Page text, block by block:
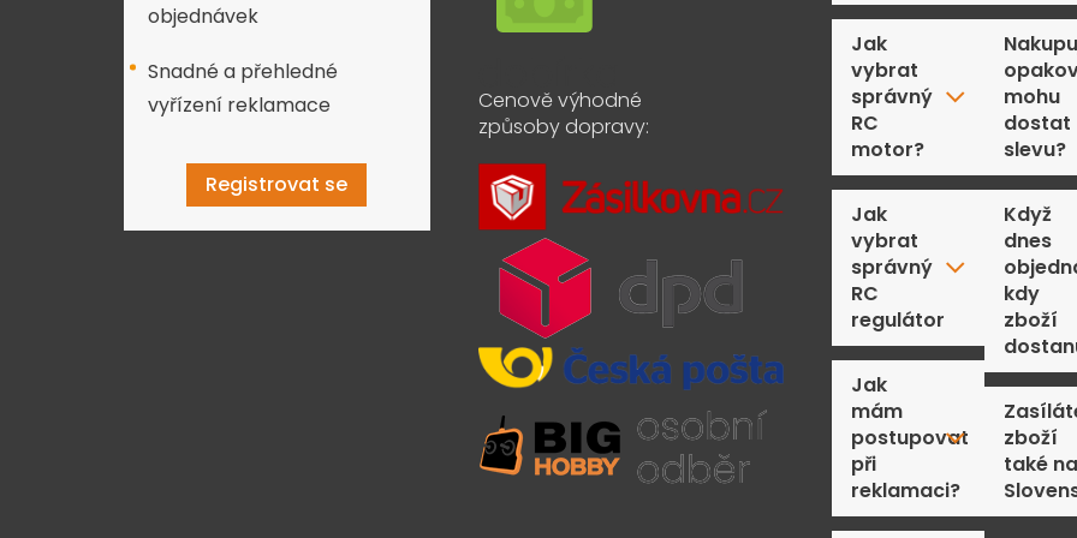
objednávek
Snadné a přehledné
vyřízení reklamace
Registrovat se
Cenově výhodné
způsoby dopravy:
Jak
vybrat
správný
RC
motor?
Jak
vybrat
správný
RC
regulátor
Jak
mám
postupovat
při
reklamaci?
mohu
dostat
slevu?
Když
dnes
kdy
zboží
zboží
také na